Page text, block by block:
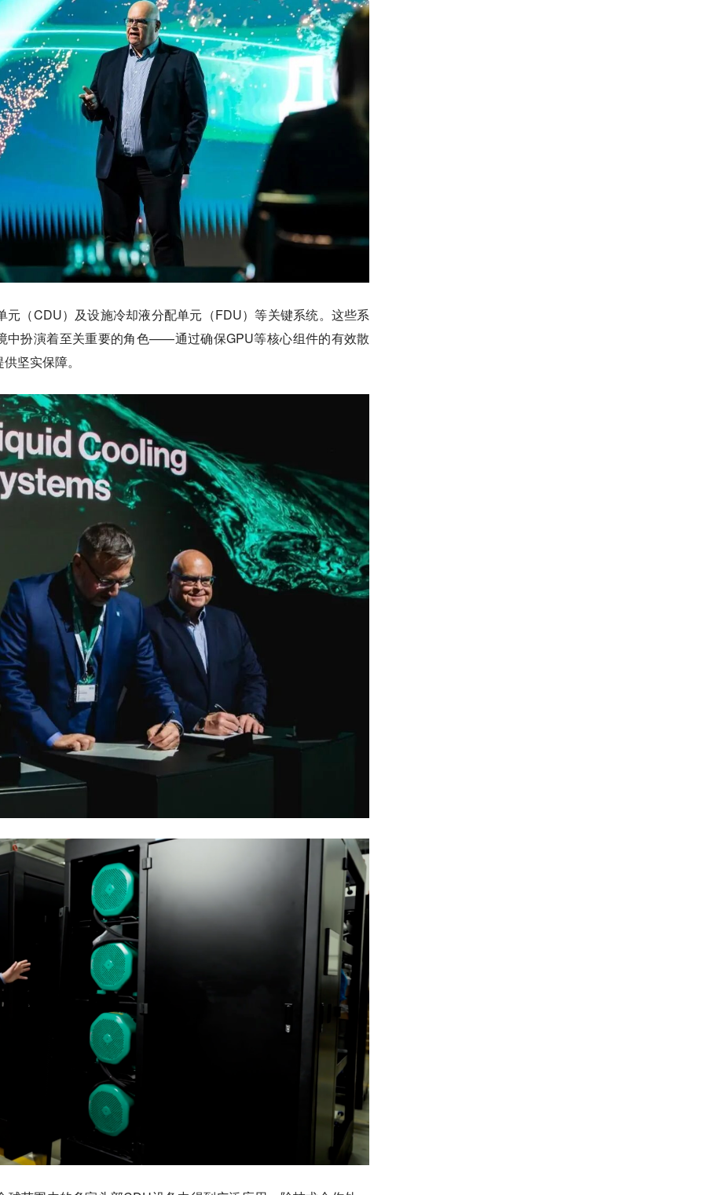
元（CDU）及设施冷却液分配单元（FDU）等关键系统。这些系
中扮演着至关重要的角色——通过确保GPU等核心组件的有效散
坚实保障。